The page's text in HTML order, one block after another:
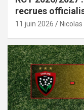
recrues
11 juin 2026